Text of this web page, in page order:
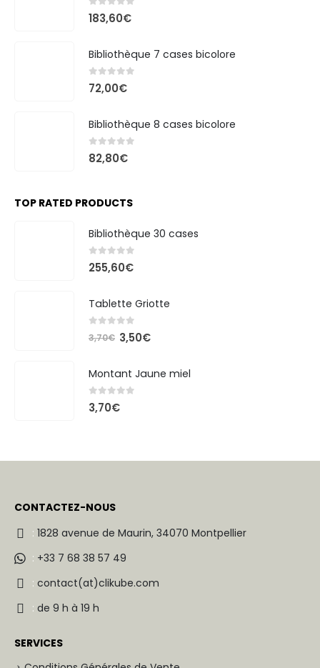
0out of 5
183,60€
Bibliothèque 7 cases bicolore
0out of 5
72,00€
Bibliothèque 8 cases bicolore
0out of 5
82,80€
TOP RATED PRODUCTS
Bibliothèque 30 cases
0 out of 5
255,60€
Tablette Griotte
out of 5
3,70€ Le
initial
était :
3,70€.
3,50€Le
actuel
Montant Jaune miel
0 out of 5
3,70€
CONTACTEZ-NOUS
: 1828 avenue de Maurin, 34070 Montpellier
: +33 7 68 38 57 49
: contact(at)clikube.com
: de 9 h à 19 h
SERVICES